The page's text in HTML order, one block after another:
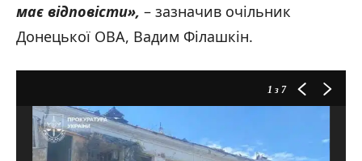
має відповісти», – зазначив очільник
Донецької ОВА, Вадим Філашкін.
1 з 7